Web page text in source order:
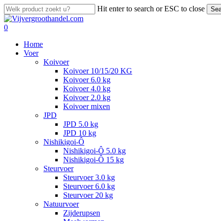
Skip
to
main
Hit enter to search or ESC to close
Close
Search
search
account
0
Home
Voer
Koivoer
Koivoer 10/15/20 KG
Koivoer 6.0 kg
Koivoer 4.0 kg
Koivoer 2.0 kg
Koivoer mixen
JPD
JPD 5.0 kg
JPD 10 kg
Nishikigoi-Ô
Nishikigoi-Ô 5.0 kg
Nishikigoi-Ô 15 kg
Steurvoer
Steurvoer 3.0 kg
Steurvoer 6.0 kg
Steurvoer 20 kg
Natuurvoer
Zijderupsen